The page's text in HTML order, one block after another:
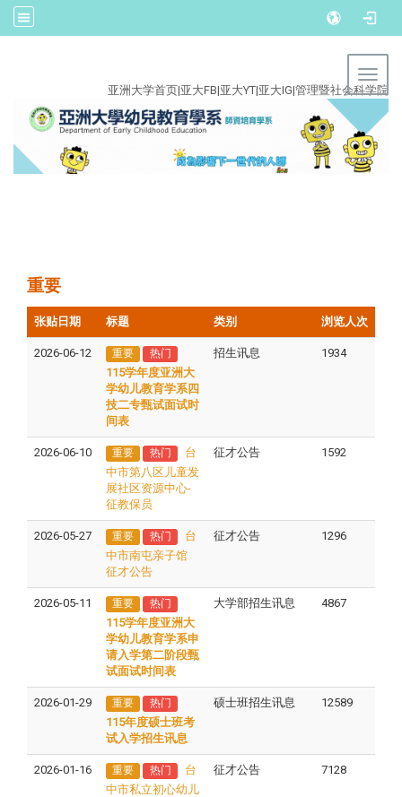
亚洲大学首页|亚大FB|亚大YT|亚大IG|管理暨社会科学院
重要
张贴日期 标题 类别 浏览人次
2026-06-12 重要 热门
115学年度亚洲大
学幼儿教育学系四
技二专甄试面试时
间表
招生讯息 1934
2026-06-10 重要 热门
台
中市第八区儿童发
展社区资源中心-
征教保员
征才公告 1592
2026-05-27 重要 热门
台
中市南屯亲子馆
征才公告
征才公告 1296
2026-05-11 重要 热门
115学年度亚洲大
学幼儿教育学系申
请入学第二阶段甄
试面试时间表
大学部招生讯息 4867
2026-01-29 重要 热门
115年度硕士班考
试入学招生讯息
硕士班招生讯息 12589
2026-01-16 重要 热门
台
中市私立初心幼儿
征才公告 7128